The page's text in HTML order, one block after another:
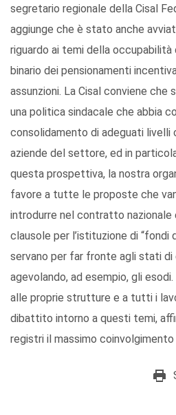
segretario regionale della Cisal
aggiunge che è stato anche
riguardo ai temi della occupabilità
binario dei pensionamenti
assunzioni. La Cisal conviene che
una politica sindacale che abbia
consolidamento di adeguati livelli
aziende del settore, ed in
questa prospettiva, la nostra
favore a tutte le proposte che
introdurre nel contratto
clausole per l’istituzione di “fondi
servano per far fronte agli stati di
agevolando, ad esempio, gli
alle proprie strutture e a tutti i
dibattito intorno a questi temi,
registri il massimo